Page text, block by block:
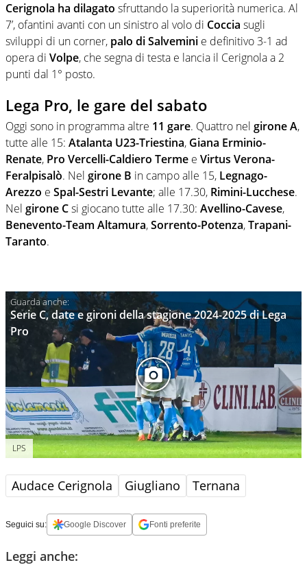
Cerignola ha dilagato sfruttando la superiorità numerica. Al
7’, ofantini avanti con un sinistro al volo di Coccia sugli
sviluppi di un corner, palo di Salvemini e definitivo 3-1 ad
opera di Volpe, che segna di testa e lancia il Cerignola a 2
punti dal 1° posto.
Lega Pro, le gare del sabato
Oggi sono in programma altre 11 gare. Quattro nel girone A,
tutte alle 15: Atalanta U23-Triestina, Giana Erminio-
Renate, Pro Vercelli-Caldiero Terme e Virtus Verona-
Feralpisalò. Nel girone B in campo alle 15, Legnago-
Arezzo e Spal-Sestri Levante; alle 17.30, Rimini-Lucchese.
Nel girone Csi giocano tutte alle 17.30: Avellino-Cavese,
Benevento-Team Altamura,Sorrento-Potenza,Trapani-
Taranto.
Serie C, date e gironi della stagione 2024-2025 di Lega
Pro
LPS
Audace Cerignola Giugliano Ternana
Seguici su: Google Discover Fonti preferite
Leggi anche: